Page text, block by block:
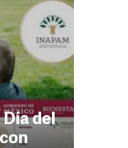
Día del